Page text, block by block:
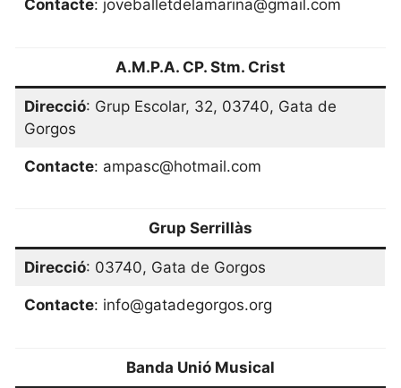
Contacte: joveballetdelamarina@gmail.com
A.M.P.A. CP. Stm. Crist
Direcció: Grup Escolar, 32, 03740, Gata de
Gorgos
Contacte: ampasc@hotmail.com
Grup Serrillàs
Direcció: 03740, Gata de Gorgos
Contacte: info@gatadegorgos.org
Banda Unió Musical